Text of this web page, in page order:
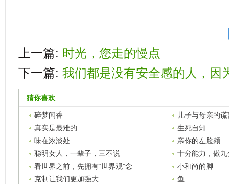
上一篇: 时光，您走的慢点
下一篇: 我们都是没有安全感的人，因
猜你喜欢
碎梦闻香
儿子与母亲的谎
真实是最难的
生死自知
味在浓淡处
亲你的左脸颊
聪明女人，一辈子，三不说
十分能力，做九
看世界之前，先拥有“世界观”念
小和尚的脚
克制让我们更加强大
鱼